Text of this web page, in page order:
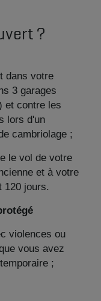
?
dans votre
3 garages
et contre les
lors d'un
cambriolage ;
le vol de votre
et à votre
120 jours.
violences ou
vous avez
;